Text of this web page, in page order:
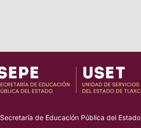
Secretaría de Educación Pública del Estado